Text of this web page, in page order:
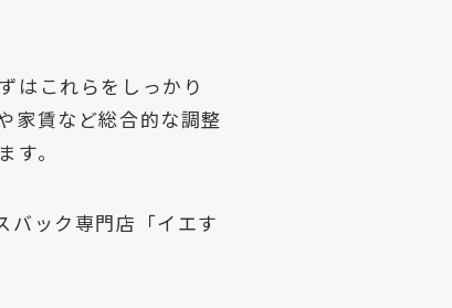
はこれらをしっかり
家賃など総合的な調整
。
バック専門店「イエす